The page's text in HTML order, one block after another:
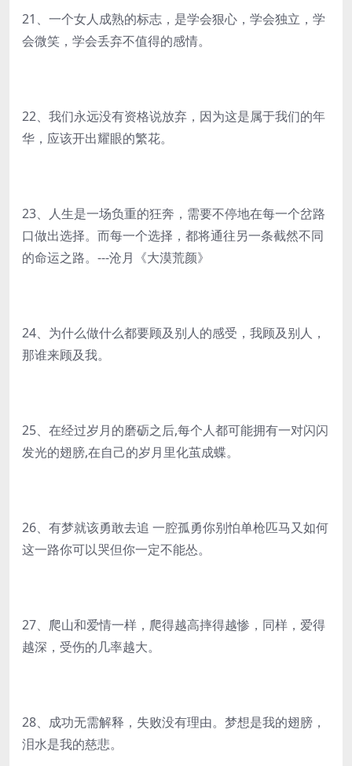
21、一个女人成熟的标志，是学会狠心，学会独立，学
会微笑，学会丢弃不值得的感情。
22、我们永远没有资格说放弃，因为这是属于我们的年
华，应该开出耀眼的繁花。
23、人生是一场负重的狂奔，需要不停地在每一个岔路
口做出选择。而每一个选择，都将通往另一条截然不同
的命运之路。---沧月《大漠荒颜》
24、为什么做什么都要顾及别人的感受，我顾及别人，
那谁来顾及我。
25、在经过岁月的磨砺之后,每个人都可能拥有一对闪闪
发光的翅膀,在自己的岁月里化茧成蝶。
26、有梦就该勇敢去追 一腔孤勇你别怕单枪匹马又如何
这一路你可以哭但你一定不能怂。
27、爬山和爱情一样，爬得越高摔得越惨，同样，爱得
越深，受伤的几率越大。
28、成功无需解释，失败没有理由。梦想是我的翅膀，
泪水是我的慈悲。